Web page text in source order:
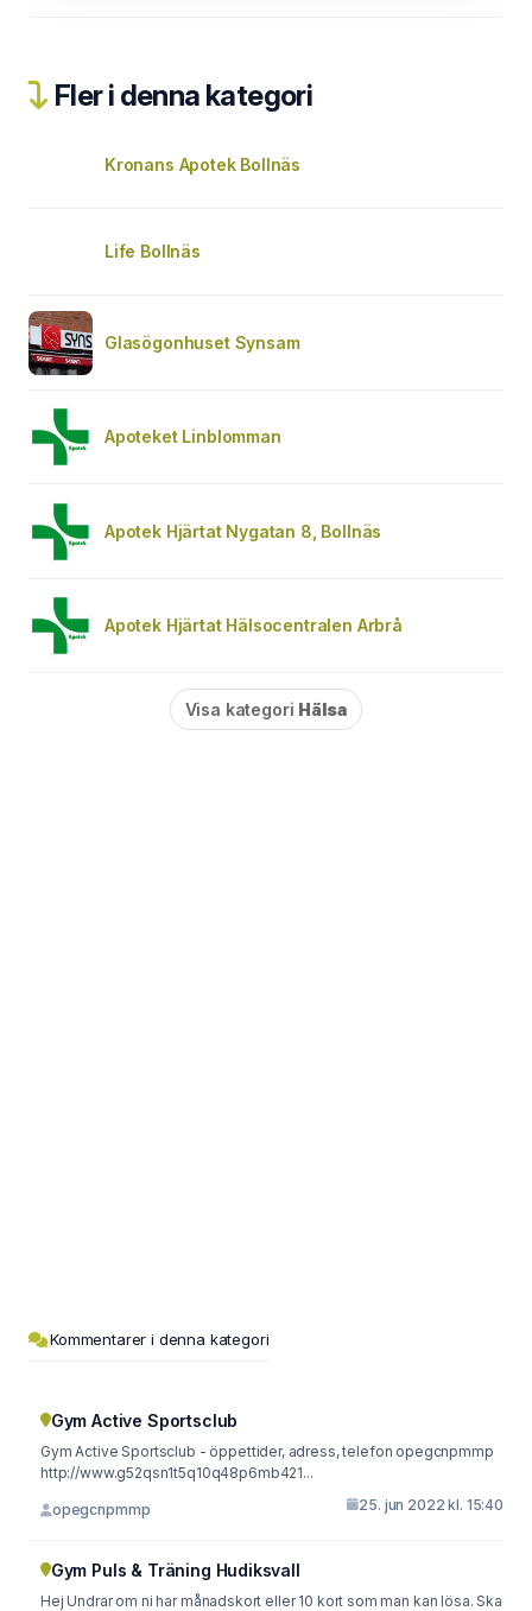
Fler i denna kategori
Kronans Apotek Bollnäs
Life Bollnäs
Glasögonhuset Synsam
Apoteket Linblomman
Apotek Hjärtat Nygatan 8, Bollnäs
Apotek Hjärtat Hälsocentralen Arbrå
Visa kategori Hälsa
Kommentarer i denna kategori
Gym Active Sportsclub
Gym Active Sportsclub - öppettider, adress, telefon opegcnpmmp
http://www.g52qsn1t5q10q48p6mb421...
opegcnpmmp 25. jun 2022 kl. 15:40
Gym Puls & Träning Hudiksvall
Hej Undrar om ni har månadskort eller 10 kort som man kan lösa. Ska